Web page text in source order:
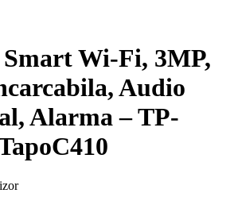
Wi-Fi, 3MP,
Audio
Alarma – TP-